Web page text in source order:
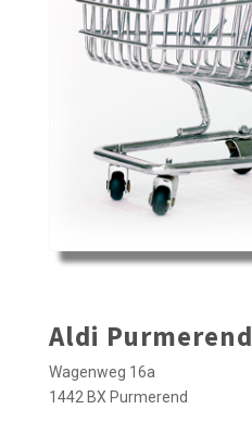
Aldi Purmerend
Wagenweg 16a
1442 BX Purmerend